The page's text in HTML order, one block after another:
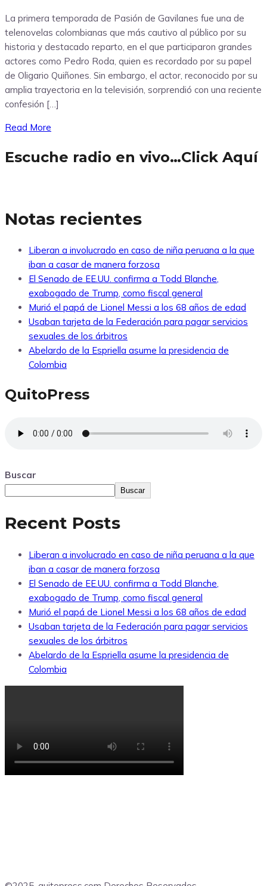
La primera temporada de Pasión de Gavilanes fue una de
telenovelas colombianas que más cautivo al público por su
historia y destacado reparto, en el que participaron grandes
actores como Pedro Roda, quien es recordado por su papel
de Oligario Quiñones. Sin embargo, el actor, reconocido por su
amplia trayectoria en la televisión, sorprendió con una reciente
confesión […]
Read More
Escuche radio en vivo…Click Aquí
Notas recientes
Liberan a involucrado en caso de niña peruana a la que
iban a casar de manera forzosa
El Senado de EE.UU. confirma a Todd Blanche,
exabogado de Trump, como fiscal general
Murió el papá de Lionel Messi a los 68 años de edad
Usaban tarjeta de la Federación para pagar servicios
sexuales de los árbitros
Abelardo de la Espriella asume la presidencia de
Colombia
QuitoPress
Buscar
Buscar
Recent Posts
Liberan a involucrado en caso de niña peruana a la que
iban a casar de manera forzosa
El Senado de EE.UU. confirma a Todd Blanche,
exabogado de Trump, como fiscal general
Murió el papá de Lionel Messi a los 68 años de edad
Usaban tarjeta de la Federación para pagar servicios
sexuales de los árbitros
Abelardo de la Espriella asume la presidencia de
Colombia